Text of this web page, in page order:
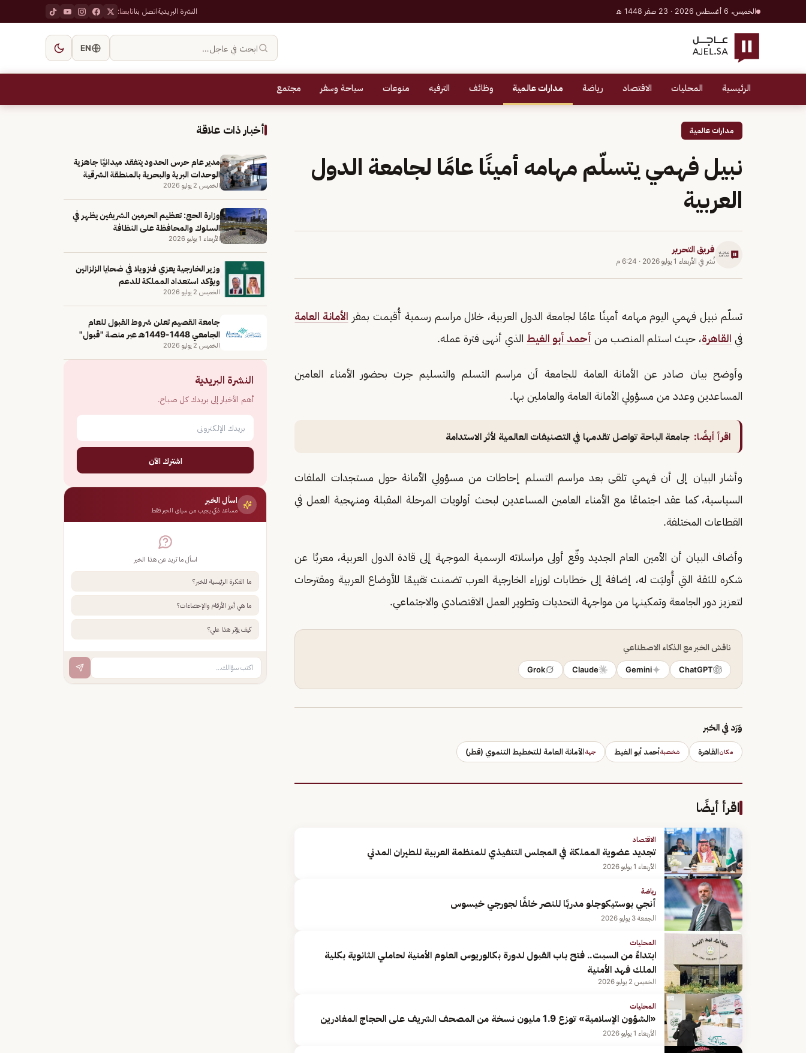
الخميس، 6 أغسطس 2026 · 23 صفر 1448 هـ النشرة البريديةاتصل بناتابعنا:
ابحث في عاجل… EN
الرئيسية المحليات الاقتصاد رياضة مدارات عالمية وظائف الترفيه منوعات سياحة وسفر مجتمع
مدارات عالمية
نبيل فهمي يتسلّم مهامه أمينًا عامًا لجامعة الدول
العربية
فريق التحرير
نُشر في الأربعاء 1 يوليو 2026 · 6:24 م
تسلّم نبيل فهمي اليوم مهامه أمينًا عامًا لجامعة الدول العربية، خلال مراسم رسمية أُقيمت بمقر الأمانة العامة
في القاهرة، حيث استلم المنصب من أحمد أبو الغيط الذي أنهى فترة عمله.
وأوضح بيان صادر عن الأمانة العامة للجامعة أن مراسم التسلم والتسليم جرت بحضور الأمناء العامين
المساعدين وعدد من مسؤولي الأمانة العامة والعاملين بها.
اقرأ أيضًا: جامعة الباحة تواصل تقدمها في التصنيفات العالمية لأثر الاستدامة
وأشار البيان إلى أن فهمي تلقى بعد مراسم التسلم إحاطات من مسؤولي الأمانة حول مستجدات الملفات
السياسية، كما عقد اجتماعًا مع الأمناء العامين المساعدين لبحث أولويات المرحلة المقبلة ومنهجية العمل في
القطاعات المختلفة.
وأضاف البيان أن الأمين العام الجديد وقّع أولى مراسلاته الرسمية الموجهة إلى قادة الدول العربية، معربًا عن
شكره للثقة التي أُوليَت له، إضافة إلى خطابات لوزراء الخارجية العرب تضمنت تقييمًا للأوضاع العربية ومقترحات
لتعزيز دور الجامعة وتمكينها من مواجهة التحديات وتطوير العمل الاقتصادي والاجتماعي.
ناقش الخبر مع الذكاء الاصطناعي
ChatGPT
Gemini
Claude
Grok
وَرَد في الخبر
مكانالقاهرة شخصيةأحمد أبو الغيط جهةالأمانة العامة للتخطيط التنموي (قطر)
اقرأ أيضًا
الاقتصاد
تجديد عضوية المملكة في المجلس التنفيذي للمنظمة العربية للطيران المدني
الأربعاء 1 يوليو 2026
رياضة
أنجي بوستيكوجلو مدربًا للنصر خلفًا لجورجي خيسوس
الجمعة 3 يوليو 2026
المحليات
ابتداءً من السبت.. فتح باب القبول لدورة بكالوريوس العلوم الأمنية لحاملي الثانوية بكلية
الملك فهد الأمنية
الخميس 2 يوليو 2026
المحليات
«الشؤون الإسلامية» توزع 1.9 مليون نسخة من المصحف الشريف على الحجاج المغادرين
الأربعاء 1 يوليو 2026
أخبار ذات علاقة
مدير عام حرس الحدود يتفقد ميدانيًا جاهزية
الوحدات البرية والبحرية بالمنطقة الشرقية
الخميس 2 يوليو 2026
وزارة الحج: تعظيم الحرمين الشريفين يظهر في
السلوك والمحافظة على النظافة
الأربعاء 1 يوليو 2026
وزير الخارجية يعزي فنزويلا في ضحايا الزلزالين
ويؤكد استعداد المملكة للدعم
الخميس 2 يوليو 2026
جامعة القصيم تعلن شروط القبول للعام
الجامعي 1448-1449هـ عبر منصة "قبول"
الخميس 2 يوليو 2026
النشرة البريدية
أهم الأخبار إلى بريدك كل صباح.
اشترك الآن
اسأل الخبر
مساعد ذكي يجيب من سياق الخبر فقط
اسأل ما تريد عن هذا الخبر
ما الفكرة الرئيسية للخبر؟
ما هي أبرز الأرقام والإحصاءات؟
كيف يؤثر هذا علي؟